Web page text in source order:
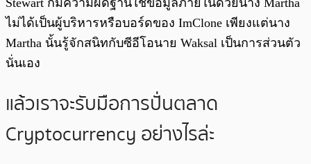
ไม่ได้เป็นผู้บริหารหรือบอร์ดของ ImClone เพียงแต่นาง
Martha นั้นรู้จักสนิทกับซีอีโอนาย Waksal เป็นการส่วนตัว
นั่นเอง
แล้วเราจะรับมือการปั่นตลาด
Cryptocurrency อย่างไรล่ะ